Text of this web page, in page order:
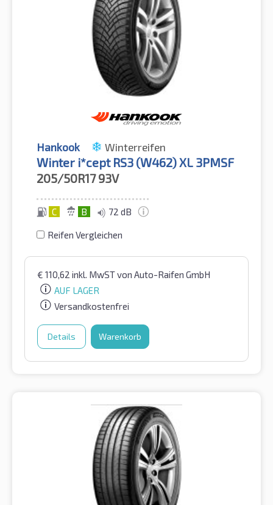
Hankook Winterreifen
Winter i*cept RS3 (W462) XL 3PMSF
205/50R17 93V
C B 72 dB
Reifen Vergleichen
€ 110,62 inkl. MwSTvon Auto-Raifen GmbH
AUF LAGER
Versandkostenfrei
Details Warenkorb